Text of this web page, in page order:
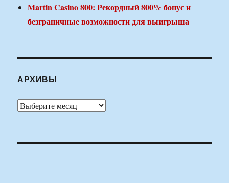
Martin Casino 800: Рекордный 800% бонус и
безграничные возможности для выигрыша
АРХИВЫ
Архивы